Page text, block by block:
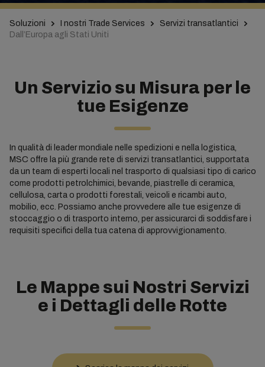
Soluzioni I nostri Trade Services
Servizi transatlantici
Dall’Europa agli Stati Uniti
Un Servizio su Misura per le
tue Esigenze
In qualità di leader mondiale nelle spedizioni e nella logistica,
MSC offre la più grande rete di servizi transatlantici, supportata
da un team di esperti locali nel trasporto di qualsiasi tipo di carico
come prodotti petrolchimici, bevande, piastrelle di ceramica,
cellulosa, carta o prodotti forestali, veicoli e ricambi auto,
mobilio, ecc. Possiamo anche provvedere alle tue esigenze di
stoccaggio o di trasporto interno, per assicurarci di soddisfare i
requisiti specifici della tua catena di approvvigionamento.
Le Mappe sui Nostri Servizi
e i Dettagli delle Rotte